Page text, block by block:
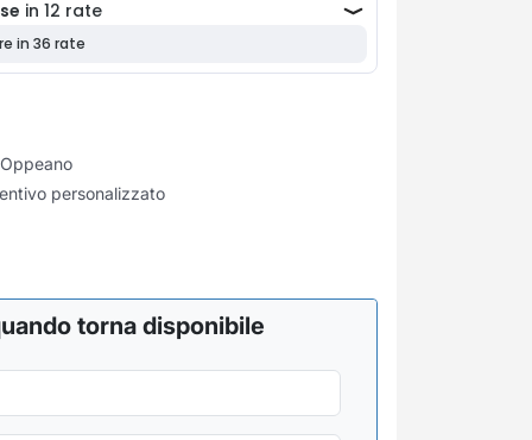
personalizzato
torna disponibile